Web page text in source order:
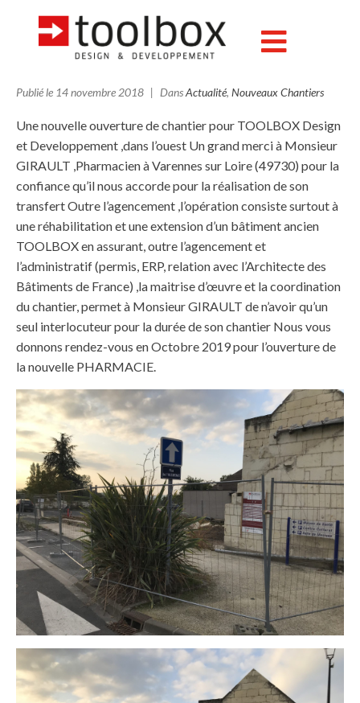
Début de chantier :
Pharmacie M. GIRAULT
Publié le 14 novembre 2018 DansActualité, Nouveaux Chantiers
Une nouvelle ouverture de chantier pour TOOLBOX Design
et Developpement ,dans l’ouest Un grand merci à Monsieur
GIRAULT ,Pharmacien à Varennes sur Loire (49730) pour la
confiance qu’il nous accorde pour la réalisation de son
transfert Outre l’agencement ,l’opération consiste surtout à
une réhabilitation et une extension d’un bâtiment ancien
TOOLBOX en assurant, outre l’agencement et
l’administratif (permis, ERP, relation avec l’Architecte des
Bâtiments de France) ,la maitrise d’œuvre et la coordination
du chantier, permet à Monsieur GIRAULT de n’avoir qu’un
seul interlocuteur pour la durée de son chantier Nous vous
donnons rendez-vous en Octobre 2019 pour l’ouverture de
la nouvelle PHARMACIE.